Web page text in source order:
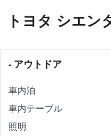
トヨタ シエン
- アウトドア
車内泊
車内テーブル
照明